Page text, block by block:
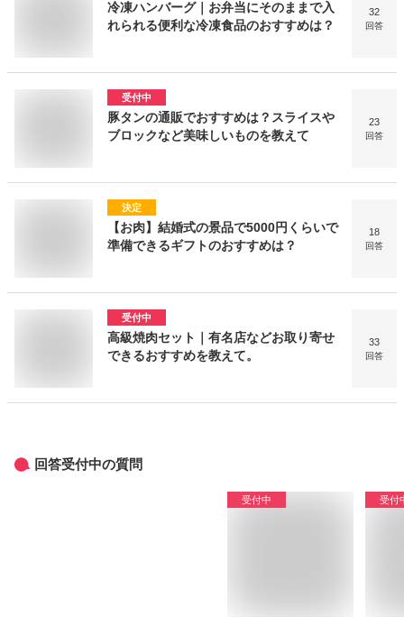
冷凍ハンバーグ｜お弁当にそのままで入
れられる便利な冷凍食品のおすすめは？
32
回答
受付中
豚タンの通販でおすすめは？スライスや
ブロックなど美味しいものを教えて
23
回答
決定
【お肉】結婚式の景品で5000円くらいで
準備できるギフトのおすすめは？
18
回答
受付中
高級焼肉セット｜有名店などお取り寄せ
できるおすすめを教えて。
33
回答
回答受付中の質問
受付中 受付